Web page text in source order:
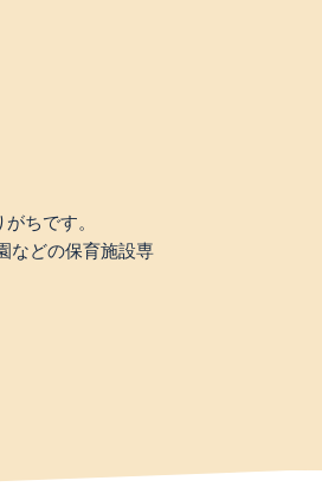
ちです。
などの保育施設専